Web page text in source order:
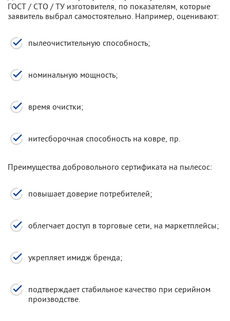
ГОСТ / СТО / ТУ изготовителя, по показателям, которые
заявитель выбрал самостоятельно. Например, оценивают:
пылеочистительную способность;
номинальную мощность;
время очистки;
нитесборочная способность на ковре, пр.
Преимущества добровольного сертификата на пылесос:
повышает доверие потребителей;
облегчает доступ в торговые сети, на маркетплейсы;
укрепляет имидж бренда;
подтверждает стабильное качество при серийном
производстве.